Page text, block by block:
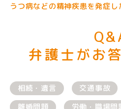
うつ病などの精神疾患を発症し
弁護士がお
相続・遺言 交通事故